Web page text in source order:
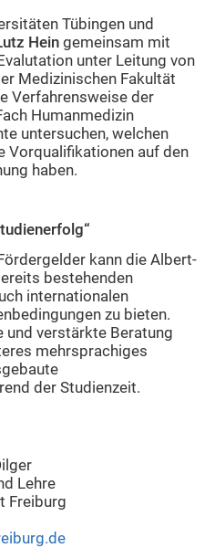
Tübingen und
Hein gemeinsam mit
unter Leitung von
Medizinischen Fakultät
Verfahrensweise der
Humanmedizin
untersuchen, welchen
Vorqualifikationen auf den
haben.
kann die Albert-
bestehenden
internationalen
zu bieten.
und verstärkte Beratung
mehrsprachiges
der Studienzeit.
Lehre
Freiburg